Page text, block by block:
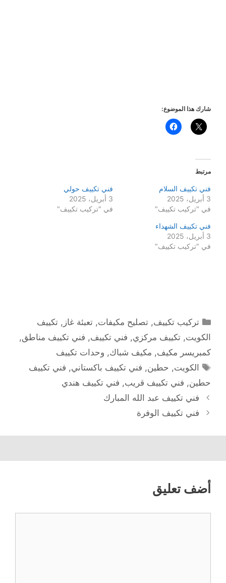
شارك هذا الموضوع:
مرتبط
فني تكييف السلام
3 أبريل، 2025
في "تركيب تكييف"
فني تكييف حولي
3 أبريل، 2025
في "تركيب تكييف"
فني تكييف الشهداء
3 أبريل، 2025
في "تركيب تكييف"
التصنيفات
تركيب تكييف,تصليح مكيفات,تعبئة غاز ,تكييف
الكويت, تكييف مركزي, فني تكييف, فني تكييف مناطق,
كمبريسر مكيف, مكيف شباك, وحدات تكييف
الوسوم
الكويت, حطين, فني تكييف باكستاني, فني تكييف
حطين, فني تكييف قريب, فني تكييف هندي
فني تكييف عبد الله المبارك
فني تكييف الوفرة
أضف تعليق